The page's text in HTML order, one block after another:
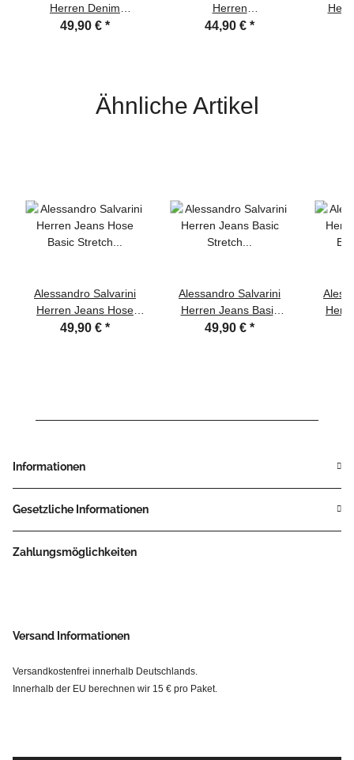
Herren Denim
Jeanshose Stretch
49,90 € *
Herren
Kapuzenpullover
44,90 € *
Ähnliche Artikel
Alessandro Salvarini
Herren Jeans Hose
Basic Stretch
49,90 € *
Alessandro Salvarini
Herren Jeans Basic
Stretch Dunkelblau
49,90 € *
Informationen
Gesetzliche Informationen
Zahlungsmöglichkeiten
Versand Informationen
Versandkostenfrei innerhalb Deutschlands.
Innerhalb der EU berechnen wir 15 € pro Paket.